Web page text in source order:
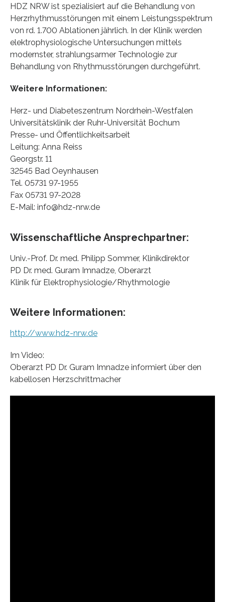
HDZ NRW ist spezialisiert auf die Behandlung von
Herzrhythmusstörungen mit einem Leistungsspektrum
von rd. 1.700 Ablationen jährlich. In der Klinik werden
elektrophysiologische Untersuchungen mittels
modernster, strahlungsarmer Technologie zur
Behandlung von Rhythmusstörungen durchgeführt.
Weitere Informationen:
Herz- und Diabeteszentrum Nordrhein-Westfalen
Universitätsklinik der Ruhr-Universität Bochum
Presse- und Öffentlichkeitsarbeit
Leitung: Anna Reiss
Georgstr. 11
32545 Bad Oeynhausen
Tel. 05731 97-1955
Fax 05731 97-2028
E-Mail: info@hdz-nrw.de
Wissenschaftliche Ansprechpartner:
Univ.-Prof. Dr. med. Philipp Sommer, Klinikdirektor
PD Dr. med. Guram Imnadze, Oberarzt
Klinik für Elektrophysiologie/Rhythmologie
Weitere Informationen:
http://www.hdz-nrw.de
Im Video:
Oberarzt PD Dr. Guram Imnadze informiert über den
kabellosen Herzschrittmacher